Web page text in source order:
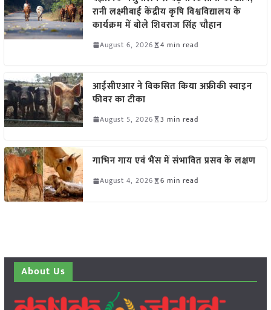
रानी लक्ष्मीबाई केंद्रीय कृषि विश्वविद्यालय के
कार्यक्रम में बोले शिवराज सिंह चौहान
August 6, 2026 4 min read
आईसीएआर ने विकसित किया अफ्रीकी स्वाइन
फीवर का टीका
August 5, 2026 3 min read
गाभिन गाय एवं भैंस में संभावित प्रसव के लक्षण
August 4, 2026 6 min read
About Us